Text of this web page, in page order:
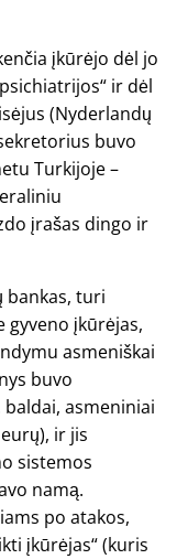
įkūrėjo dėl jo
ir dėl
(Nyderlandų
buvo
Turkijoje –
įrašas dingo ir
bankas, turi
įkūrėjas,
asmeniškai
buvo
asmeniniai
ir jis
sistemos
namą.
po atakos,
įkūrėjas (kuris